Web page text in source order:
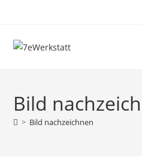
springen
Bild
> Bild nachzeichnen